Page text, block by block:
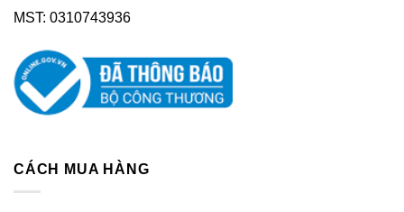
MST: 0310743936
CÁCH MUA HÀNG